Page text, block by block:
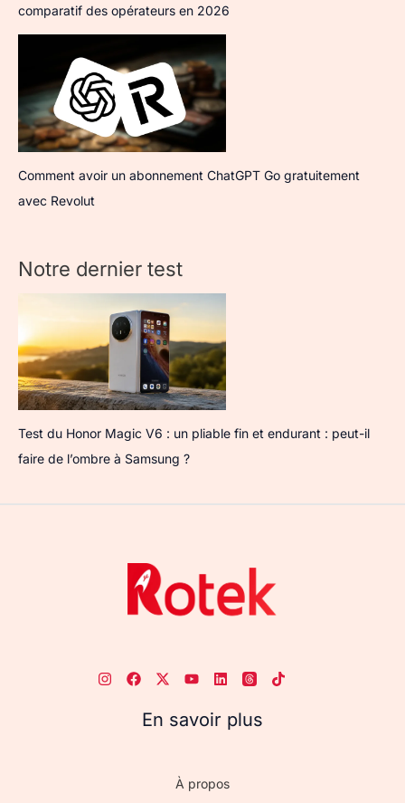
comparatif des opérateurs en 2026
Comment avoir un abonnement ChatGPT Go gratuitement
avec Revolut
Notre dernier test
Test du Honor Magic V6 : un pliable fin et endurant : peut-il
faire de l’ombre à Samsung ?
En savoir plus
À propos